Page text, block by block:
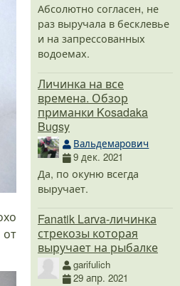
Абсолютно согласен, не
раз выручала в бесклевье
и на запрессованных
водоемах.
Личинка на все
времена. Обзор
приманки Kosadaka
Bugsy
Вальдемарович
9 дек. 2021
Да, по окуню всегда
выручает.
Fanatik Larva-личинка
стрекозы которая
выручает на рыбалке
garifulich
29 апр. 2021